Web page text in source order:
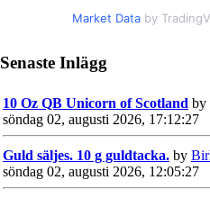
Market Data by
Senaste Inlägg
10 Oz QB Unicorn of Scotland by
söndag 02, augusti 2026, 17:12:27
Guld säljes. 10 g guldtacka. by
söndag 02, augusti 2026, 12:05:27